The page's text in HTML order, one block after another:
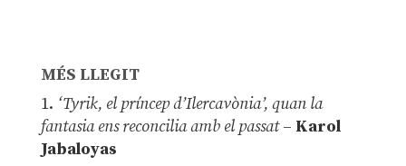
MÉS LLEGIT
1. ‘Tyrik, el príncep d’Ilercavònia’, quan la
fantasia ens reconcilia amb el passat– Karol
Jabaloyas